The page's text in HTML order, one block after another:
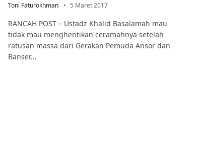
Toni Faturokhman 5 Maret 2017
RANCAH POST – Ustadz Khalid Basalamah mau
tidak mau menghentikan ceramahnya setelah
ratusan massa dari Gerakan Pemuda Ansor dan
Banser…